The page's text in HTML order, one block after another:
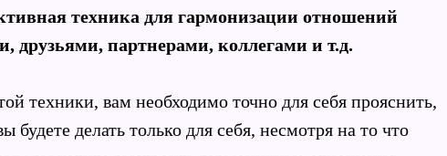
техника для гармонизации отношений
друзьями, партнерами, коллегами и т.д.
техники, вам необходимо точно для себя прояснить,
будете делать только для себя, несмотря на то что